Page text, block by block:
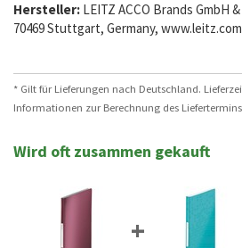
Hersteller: LEITZ ACCO Brands GmbH
70469 Stuttgart, Germany, www.leitz.com
* Gilt für Lieferungen nach Deutschland.
Informationen zur Berechnung des
Wird oft zusammen gekauft
+